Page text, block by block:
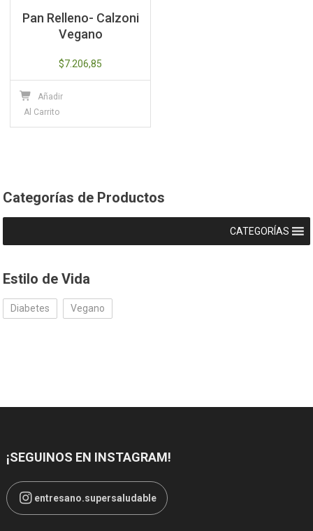
Pan Relleno- Calzoni
Vegano
$7.206,85
Añadir
Al Carrito
Categorías de Productos
CATEGORÍAS
Estilo de Vida
Diabetes Vegano
¡SEGUINOS EN INSTAGRAM!
entresano.supersaludable